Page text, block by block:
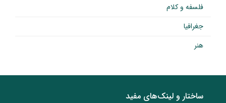
فلسفه و کلام
جغرافیا
هنر
ساختار‌‌ و‌‌ لینک‌های مفید